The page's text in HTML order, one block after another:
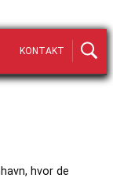
KONTAKT
hvor de